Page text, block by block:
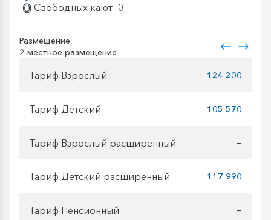
Свободных кают: 0
Размещение
2-местное размещение
Тариф Взрослый 124 200
Тариф Детский 105 570
Тариф Взрослый расширенный —
Тариф Детский расширенный 117 990
Тариф Пенсионный —